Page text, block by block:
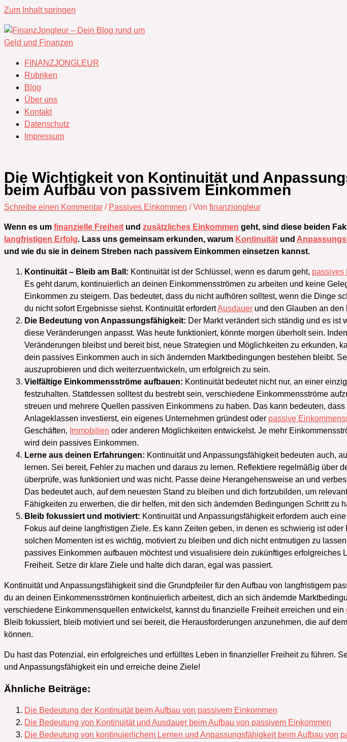
Zum Inhalt springen
FINANZJONGLEUR
Rubriken
Blog
Über uns
Kontakt
Datenschutz
Impressum
Die Wichtigkeit von Kontinuität und
beim Aufbau von passivem Einkommen
Schreibe einen Kommentar / Passives Einkommen / Von finanzjongleur
Wenn es um finanzielle Freiheit und zusätzliches Einkommen geht, sind diese beiden
langfristigen Erfolg. Lass uns gemeinsam erkunden, warum Kontinuität und
und wie du sie in deinem Streben nach passivem Einkommen einsetzen kannst.
Kontinuität – Bleib am Ball: Kontinuität ist der Schlüssel, wenn es darum geht, passives
Es geht darum, kontinuierlich an deinen Einkommensströmen zu arbeiten und keine
Einkommen zu steigern. Das bedeutet, dass du nicht aufhören solltest, wenn die Dinge
du nicht sofort Ergebnisse siehst. Kontinuität erfordertAusdauer und den Glauben an den
Die Bedeutung von Anpassungsfähigkeit: Der Markt verändert sich ständig und es ist
diese Veränderungen anpasst. Was heute funktioniert, könnte morgen überholt sein.
Veränderungen bleibst und bereit bist, neue Strategien und Möglichkeiten zu erkunden,
dein passives Einkommen auch in sich ändernden Marktbedingungen bestehen bleibt.
auszuprobieren und dich weiterzuentwickeln, um erfolgreich zu sein.
Vielfältige Einkommensströme aufbauen: Kontinuität bedeutet nicht nur, an einer
festzuhalten. Stattdessen solltest du bestrebt sein, verschiedene Einkommensströme
streuen und mehrere Quellen passiven Einkommens zu haben. Das kann bedeuten,
Anlageklassen investierst, ein eigenes Unternehmen gründest oder passive
Geschäften, Immobilien oder anderen Möglichkeiten entwickelst. Je mehr
wird dein passives Einkommen.
Lerne aus deinen Erfahrungen: Kontinuität und Anpassungsfähigkeit bedeuten auch,
lernen. Sei bereit, Fehler zu machen und daraus zu lernen. Reflektiere regelmäßig über
überprüfe, was funktioniert und was nicht. Passe deine Herangehensweise an und
Das bedeutet auch, auf dem neuesten Stand zu bleiben und dich fortzubilden, um
Fähigkeiten zu erwerben, die dir helfen, mit den sich ändernden Bedingungen Schritt zu
Bleib fokussiert und motiviert: Kontinuität und Anpassungsfähigkeit erfordern auch
Fokus auf deine langfristigen Ziele. Es kann Zeiten geben, in denen es schwierig ist oder
solchen Momenten ist es wichtig, motiviert zu bleiben und dich nicht entmutigen zu
passives Einkommen aufbauen möchtest und visualisiere dein zukünftiges erfolgreiches
Freiheit. Setze dir klare Ziele und halte dich daran, egal was passiert.
Kontinuität und Anpassungsfähigkeit sind die Grundpfeiler für den Aufbau von langfristigem
du an deinen Einkommensströmen kontinuierlich arbeitest, dich an sich ändernde
verschiedene Einkommensquellen entwickelst, kannst du finanzielle Freiheit erreichen und ein
Bleib fokussiert, bleib motiviert und sei bereit, die Herausforderungen anzunehmen, die auf
können.
Du hast das Potenzial, ein erfolgreiches und erfülltes Leben in finanzieller Freiheit zu führen.
und Anpassungsfähigkeit ein und erreiche deine Ziele!
Ähnliche Beiträge:
Die Bedeutung der Kontinuität beim Aufbau von passivem Einkommen
Die Bedeutung von Kontinuität und Ausdauer beim Aufbau von passivem Einkommen
Die Bedeutung von kontinuierlichem Lernen und Anpassungsfähigkeit beim Aufbau von